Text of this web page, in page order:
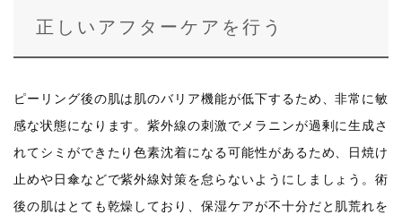
正しいアフターケアを行う
ピーリング後の肌は肌のバリア機能が低下するため、非常に敏
感な状態になります。紫外線の刺激でメラニンが過剰に生成さ
れてシミができたり色素沈着になる可能性があるため、日焼け
止めや日傘などで紫外線対策を怠らないようにしましょう。術
後の肌はとても乾燥しており、保湿ケアが不十分だと肌荒れを